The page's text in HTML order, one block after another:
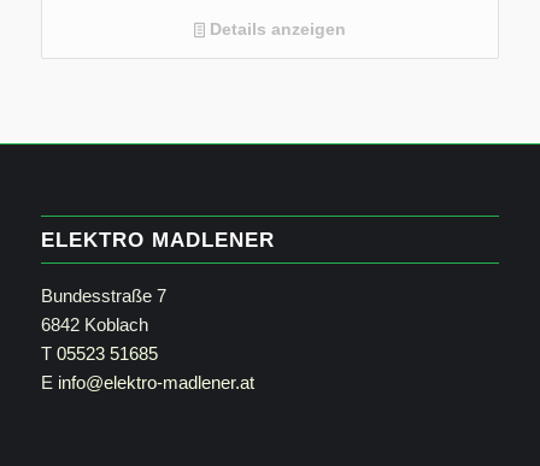
Details anzeigen
ELEKTRO MADLENER
Bundesstraße 7
6842 Koblach
T 05523 51685
E info@elektro-madlener.at